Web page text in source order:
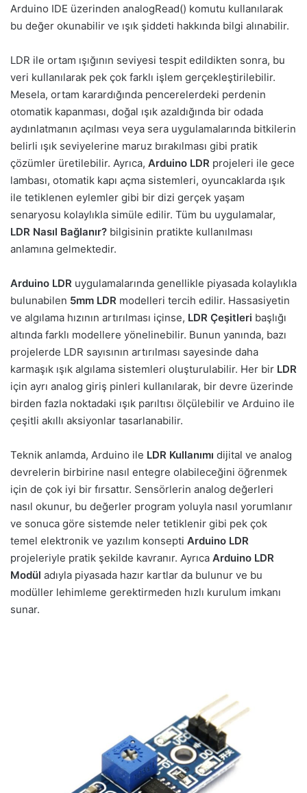
Arduino IDE üzerinden analogRead() komutu kullanılarak
bu değer okunabilir ve ışık şiddeti hakkında bilgi alınabilir.
LDR ile ortam ışığının seviyesi tespit edildikten sonra, bu
veri kullanılarak pek çok farklı işlem gerçekleştirilebilir.
Mesela, ortam karardığında pencerelerdeki perdenin
otomatik kapanması, doğal ışık azaldığında bir odada
aydınlatmanın açılması veya sera uygulamalarında bitkilerin
belirli ışık seviyelerine maruz bırakılması gibi pratik
çözümler üretilebilir. Ayrıca, Arduino LDR projeleri ile gece
lambası, otomatik kapı açma sistemleri, oyuncaklarda ışık
ile tetiklenen eylemler gibi bir dizi gerçek yaşam
senaryosu kolaylıkla simüle edilir. Tüm bu uygulamalar,
LDR Nasıl Bağlanır? bilgisinin pratikte kullanılması
anlamına gelmektedir.
Arduino LDR uygulamalarında genellikle piyasada kolaylıkla
bulunabilen 5mm LDR modelleri tercih edilir. Hassasiyetin
ve algılama hızının artırılması içinse, LDR Çeşitleri başlığı
altında farklı modellere yönelinebilir. Bunun yanında, bazı
projelerde LDR sayısının artırılması sayesinde daha
karmaşık ışık algılama sistemleri oluşturulabilir. Her bir LDR
için ayrı analog giriş pinleri kullanılarak, bir devre üzerinde
birden fazla noktadaki ışık parıltısı ölçülebilir ve Arduino ile
çeşitli akıllı aksiyonlar tasarlanabilir.
Teknik anlamda, Arduino ile LDR Kullanımı dijital ve analog
devrelerin birbirine nasıl entegre olabileceğini öğrenmek
için de çok iyi bir fırsattır. Sensörlerin analog değerleri
nasıl okunur, bu değerler program yoluyla nasıl yorumlanır
ve sonuca göre sistemde neler tetiklenir gibi pek çok
temel elektronik ve yazılım konsepti Arduino LDR
projeleriyle pratik şekilde kavranır. Ayrıca Arduino LDR
Modül adıyla piyasada hazır kartlar da bulunur ve bu
modüller lehimleme gerektirmeden hızlı kurulum imkanı
sunar.